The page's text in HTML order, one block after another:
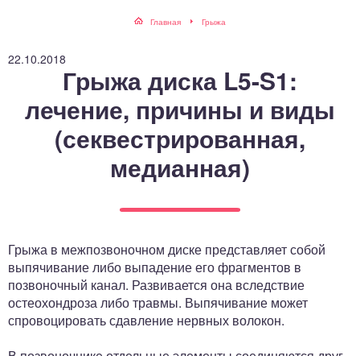
Главная Грыжа
22.10.2018
Грыжа диска L5-S1:
лечение, причины и виды
(секвестрированная,
медианная)
Грыжа в межпозвоночном диске представляет собой
выпячивание либо выпадение его фрагментов в
позвоночный канал. Развивается она вследствие
остеохондроза либо травмы. Выпячивание может
спровоцировать сдавление нервных волокон.